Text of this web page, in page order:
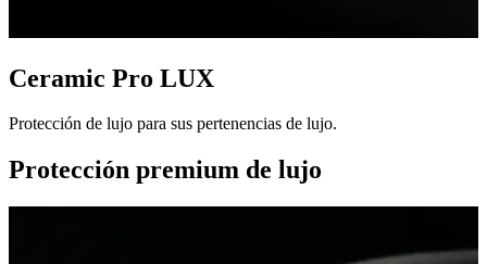
Ceramic Pro LUX
Protección de lujo para sus pertenencias de lujo.
Protección premium de lujo